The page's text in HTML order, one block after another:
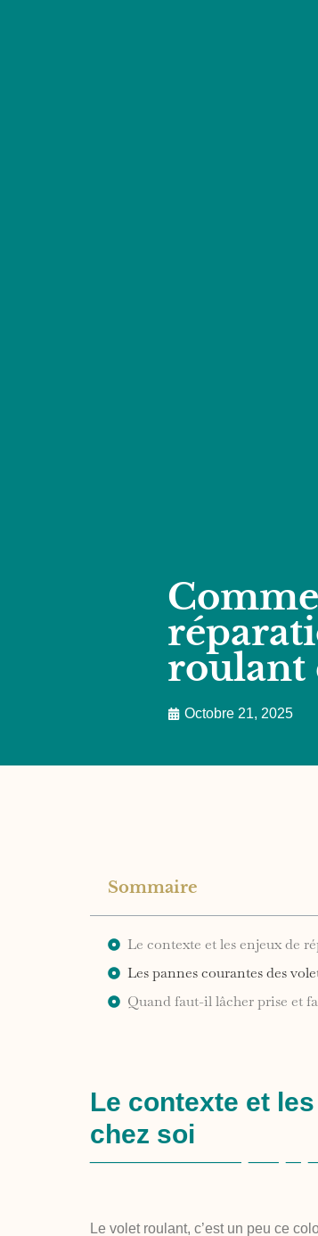
roulant
Octobre 21, 2025
Sommaire
Le contexte et les enjeux de
Les pannes courantes des
Quand faut-il lâcher prise et
Le contexte et
chez soi
Levolet roulant, c’est un peu ce